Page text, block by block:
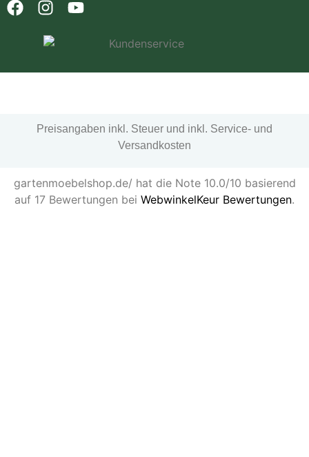
Preisangaben inkl. Steuer und inkl. Service- und
Versandkosten
gartenmoebelshop.de/ hat die Note 10.0/10 basierend
auf 17 Bewertungen bei WebwinkelKeur Bewertungen.